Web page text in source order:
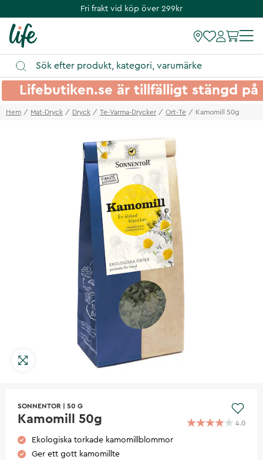
Fri frakt vid köp över 299kr
Lifebutiken.se är tillfälligt stängd
Hem Mat-Dryck Dryck Te-Varma-Drycker Ort-Te Kamomill 50g
SONNENTOR 50 G
Kamomill 50g 4.0
Ekologiska torkade kamomillblommor
Ger ett gott kamomillte